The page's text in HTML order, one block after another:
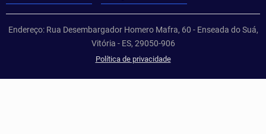
Endereço: Rua Desembargador Homero Mafra, 60 - Enseada do Suá,
Vitória - ES, 29050-906
Política de privacidade